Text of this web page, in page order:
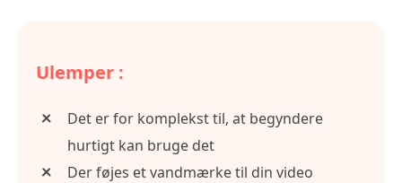
Ulemper :
Det er for komplekst til, at begyndere
hurtigt kan bruge det
Der føjes et vandmærke til din video